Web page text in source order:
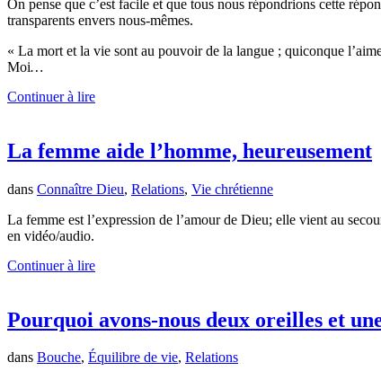
On pense que c’est facile et que tous nous répondrions cette
transparents envers nous-mêmes.
« La mort et la vie sont au pouvoir de la langue ; quiconque
Moi…
Continuer à lire
La femme aide l’homme, heureusement
dans Connaître Dieu, Relations, Vie chrétienne
La femme est l’expression de l’amour de Dieu; elle vient au
en vidéo/audio.
Continuer à lire
Pourquoi avons-nous deux oreilles et
dans Bouche, Équilibre de vie, Relations